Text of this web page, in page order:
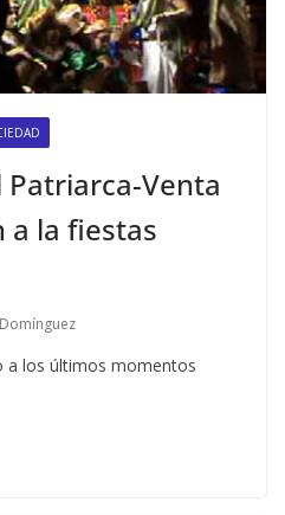
Patriarca-Venta
a la fiestas
a los últimos momentos